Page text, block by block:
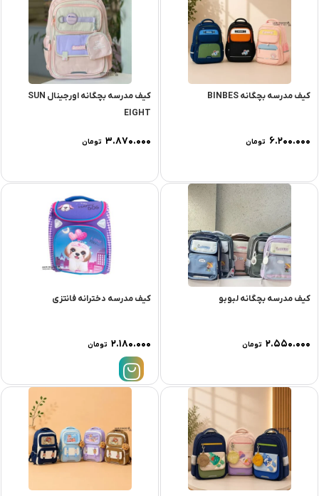
کیف مدرسه بچگانه BINBES
۶.۲۰۰.۰۰۰ تومان
کیف مدرسه بچگانه اورجینال SUN
EIGHT
۳.۸۷۰.۰۰۰ تومان
کیف مدرسه بچگانه لبوبو
۲.۵۵۰.۰۰۰ تومان
کیف مدرسه دخترانه فانتزی
۲.۱۸۰.۰۰۰ تومان